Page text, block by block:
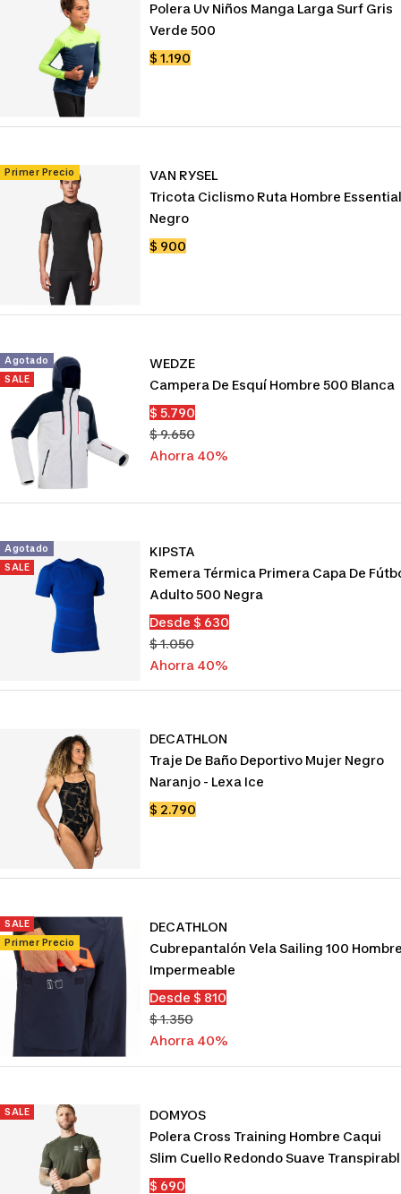
Polera Uv Niños Manga Larga Surf Gris
Verde 500
Precio
$ 1.190
Primer Precio
VAN RYSEL
Tricota Ciclismo Ruta Hombre Essential
Negro
Precio
$ 900
Agotado
SALE
WEDZE
Campera De Esquí Hombre 500 Blanca
Precio
de
venta
$ 5.790
Precio
normal
$ 9.650
Ahorra 40%
Agotado
SALE
KIPSTA
Remera Térmica Primera Capa De
Adulto 500 Negra
Precio
de
venta
Desde $ 630
Precio
normal
$ 1.050
Ahorra 40%
DECATHLON
Traje De Baño Deportivo Mujer Negro
Naranjo - Lexa Ice
Precio
$ 2.790
SALE
Primer Precio
DECATHLON
Cubrepantalón Vela Sailing 100
Impermeable
Precio
de
venta
Desde $ 810
Precio
normal
$ 1.350
Ahorra 40%
SALE
DOMYOS
Polera Cross Training Hombre Caqui
Slim Cuello Redondo Suave
Precio
$ 690